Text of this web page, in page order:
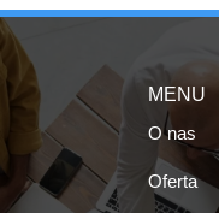
MENU
O nas
Oferta